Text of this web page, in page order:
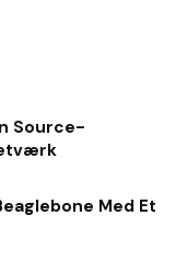
Source-
Med Et